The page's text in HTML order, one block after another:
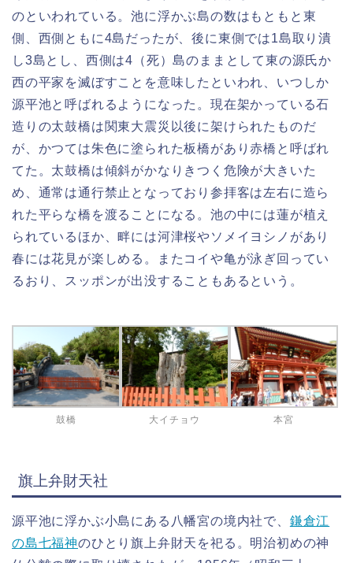
のといわれている。池に浮かぶ島の数はもともと東
側、西側ともに4島だったが、後に東側では1島取り潰
し3島とし、西側は4（死）島のままとして東の源氏か
西の平家を滅ぼすことを意味したといわれ、いつしか
源平池と呼ばれるようになった。現在架かっている石
造りの太鼓橋は関東大震災以後に架けられたものだ
が、かつては朱色に塗られた板橋があり赤橋と呼ばれ
てた。太鼓橋は傾斜がかなりきつく危険が大きいた
め、通常は通行禁止となっており参拝客は左右に造ら
れた平らな橋を渡ることになる。池の中には蓮が植え
られているほか、畔には河津桜やソメイヨシノがあり
春には花見が楽しめる。またコイや亀が泳ぎ回ってい
るおり、スッポンが出没することもあるという。
鼓橋 大イチョウ 本宮
旗上弁財天社
源平池に浮かぶ小島にある八幡宮の境内社で、 鎌倉江
の島七福神のひとり旗上弁財天を祀る。明治初めの神